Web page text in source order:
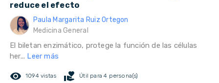
reduce el efecto
Paula Margarita Ruiz Ortegon
Medicina General
El biletan enzimático, protege la función de las células
her... Leer más
remove_red_eye 1094 vistas volunteer_activism Útil para 4 persona(s)